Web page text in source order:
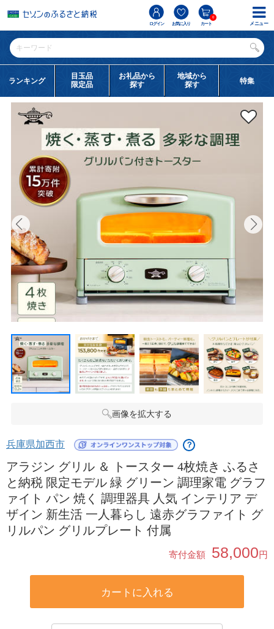
ログイン お気に入り カート
0
ランキング
目玉品
限定品
お礼品から
探す
地域から
探す
特集
画像を拡大する
兵庫県加西市 ？
アラジン グリル ＆ トースター 4枚焼き ふるさ
と納税 限定モデル 緑 グリーン 調理家電 グラフ
ァイト パン 焼く 調理器具 人気 インテリア デ
ザイン 新生活 一人暮らし 遠赤グラファイト グ
リルパン グリルプレート 付属
寄付金額 58,000円
カートに入れる
メニュー